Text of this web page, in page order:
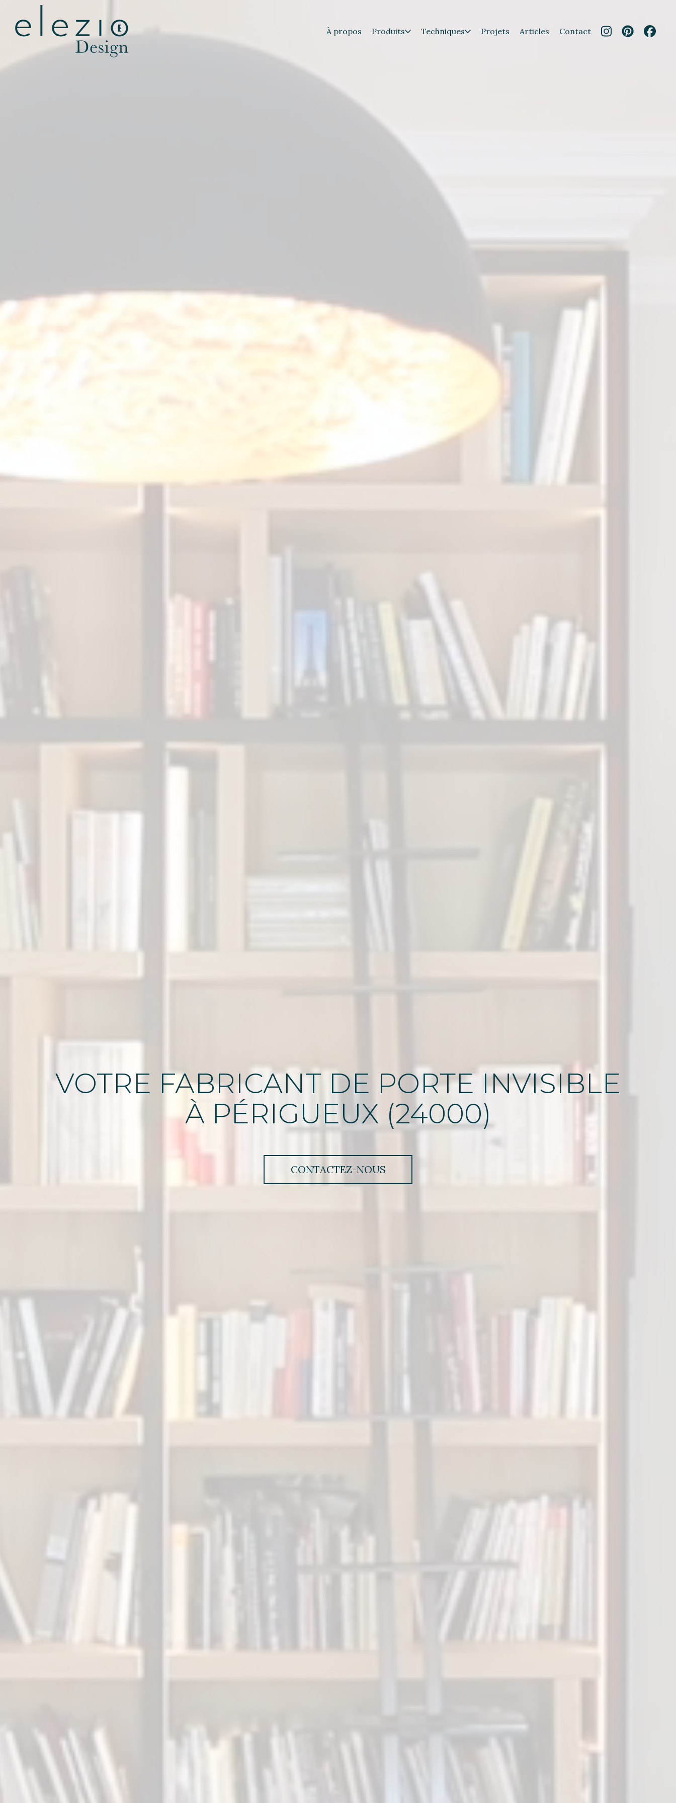
À propos Produits Techniques Projets Articles Contact
VOTRE FABRICANT DE PORTE INVISIBLE
À PÉRIGUEUX (24000)
CONTACTEZ-NOUS